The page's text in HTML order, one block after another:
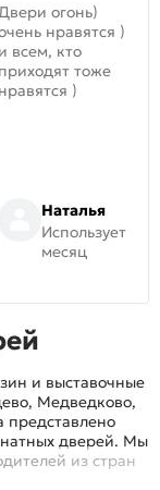
огонь)
нравятся )
и всем, кто
приходят тоже
нравятся )
Наталья
Использует
месяц
и выставочные
Медведково,
представлено
дверей. Мы
из стран